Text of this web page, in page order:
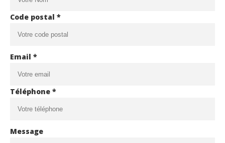
Code postal *
Email *
Téléphone *
Message